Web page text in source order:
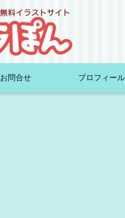
お問合せ プロフィール